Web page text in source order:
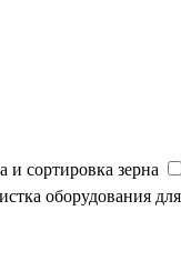
и сортировка зерна
оборудования